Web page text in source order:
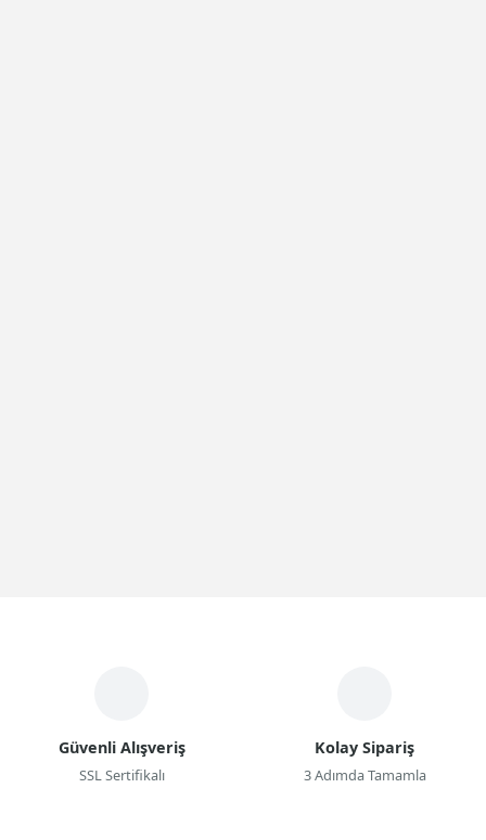
Güvenli Alışveriş
SSL Sertifikalı
Kolay Sipariş
3 Adımda Tamamla